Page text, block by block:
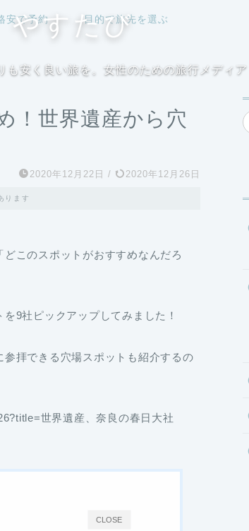
安で予約 目的で旅先を選ぶ
やすたび
も安く良い旅を。女性のための旅行メディア
！世界遺産から穴
2020年12月22日 / 2020年12月26日
ります
このスポットがおすすめなんだろ
9社ピックアップしてみました！
拝できる穴場スポットも紹介するの
世界遺産、奈良の春日大社
CLOSE